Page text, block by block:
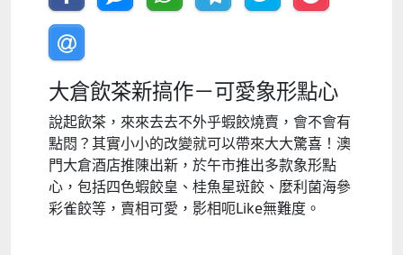
大倉飲茶新搞作－可愛象形點心
說起飲茶，來來去去不外乎蝦餃燒賣，會不會有
點悶？其實小小的改變就可以帶來大大驚喜！澳
門大倉酒店推陳出新，於午市推出多款象形點
心，包括四色蝦餃皇、桂魚星斑餃、麼利菌海參
彩雀餃等，賣相可愛，影相呃Like無難度。